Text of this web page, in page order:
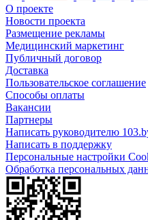
О проекте
Новости проекта
Размещение рекламы
Медицинский маркетинг
Публичный договор
Доставка
Пользовательское соглашение
Способы оплаты
Вакансии
Партнеры
Написать руководителю
Написать в поддержку
Персональные настройки
Обработка персональных